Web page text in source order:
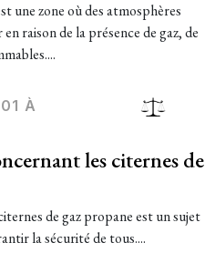
une zone où des atmosphères
raison de la présence de gaz, de
À
les citernes de
de gaz propane est un sujet
la sécurité de tous....